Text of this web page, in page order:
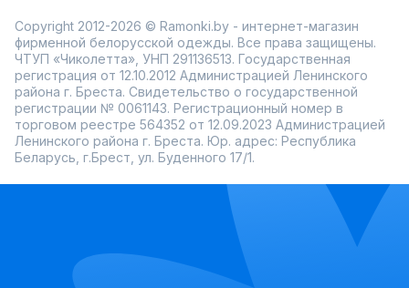
Copyright 2012-2026 © Ramonki.by - интернет-магазин
фирменной белорусской одежды. Все права защищены.
ЧТУП «Чиколетта», УНП 291136513. Государственная
регистрация от 12.10.2012 Администрацией Ленинского
района г. Бреста. Свидетельство о государственной
регистрации № 0061143. Регистрационный номер в
торговом реестре 564352 от 12.09.2023 Администрацией
Ленинского района г. Бреста. Юр. адрес: Республика
Беларусь, г.Брест, ул. Буденного 17/1.